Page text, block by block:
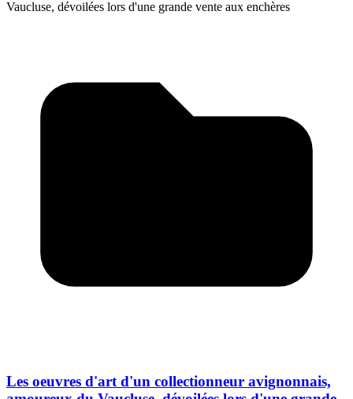
Les oeuvres d'art d'un collectionneur avignonnais,